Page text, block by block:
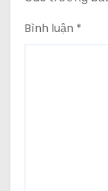
Bình luận *